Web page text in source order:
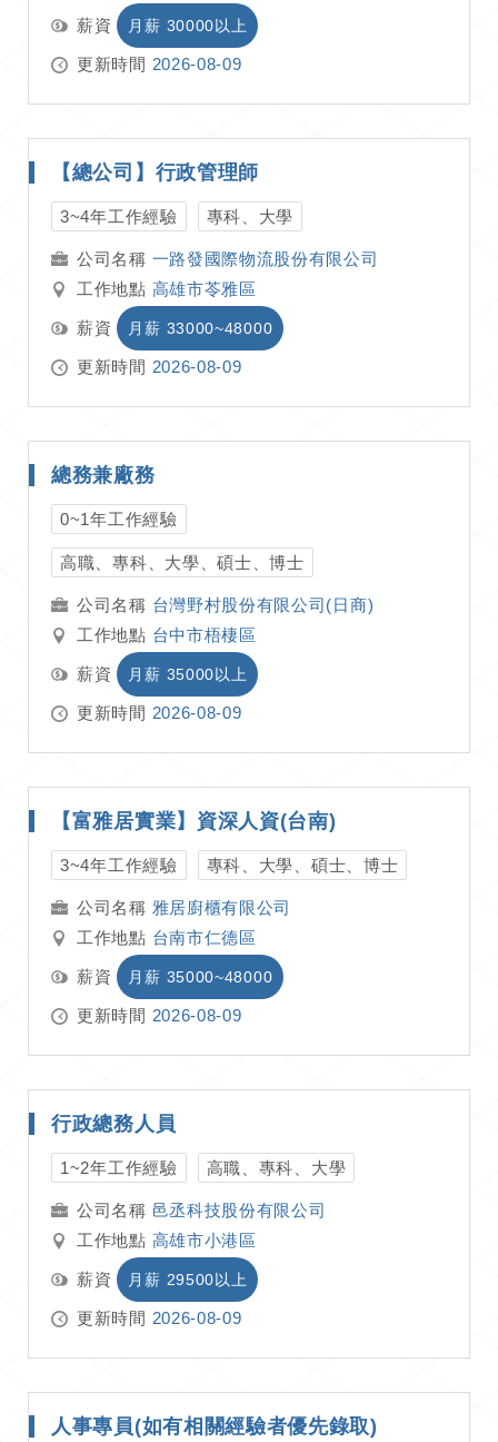
薪資 月薪 30000以上
更新時間 2026-08-09
【總公司】行政管理師
3~4年工作經驗 專科、大學
一路發國際物流股份有限公司
工作地點 高雄市苓雅區
薪資 月薪 33000~48000
更新時間 2026-08-09
總務兼廠務
0~1年工作經驗
高職、專科、大學、碩士、博士
台灣野村股份有限公司(日商)
工作地點 台中市梧棲區
薪資 月薪 35000以上
更新時間 2026-08-09
【富雅居實業】資深人資(台南)
3~4年工作經驗 專科、大學、碩士、博士
雅居廚櫃有限公司
工作地點 台南市仁德區
薪資 月薪 35000~48000
更新時間 2026-08-09
行政總務人員
1~2年工作經驗 高職、專科、大學
邑丞科技股份有限公司
工作地點 高雄市小港區
薪資 月薪 29500以上
更新時間 2026-08-09
人事專員(如有相關經驗者優先錄取)